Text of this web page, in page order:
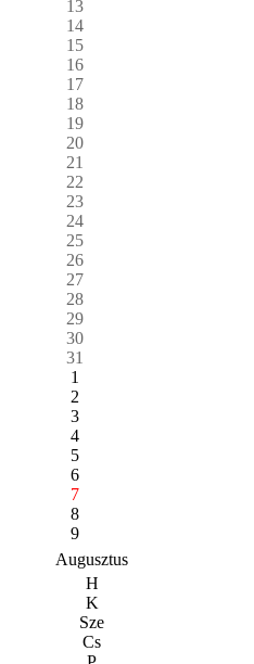
13
14
15
16
17
18
19
20
21
22
23
24
25
26
27
28
29
30
31
1
2
3
4
5
6
7
8
9
Augusztus
H
K
Sze
Cs